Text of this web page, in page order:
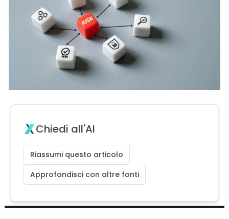
Chiedi all'AI
Riassumi questo articolo
Approfondisci con altre fonti